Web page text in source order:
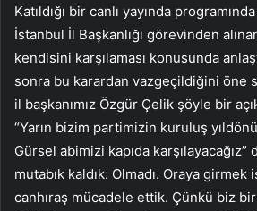
Katıldığı bir canlı yayında
İstanbul İl Başkanlığı görevinden
kendisini karşılaması konusunda
sonra bu karardan vazgeçildiğini öne
il başkanımız Özgür Çelik şöyle bir
“Yarın bizim partimizin kuruluş
Gürsel abimizi kapıda
mutabık kaldık. Olmadı. Oraya
canhıraş mücadele ettik. Çünkü biz